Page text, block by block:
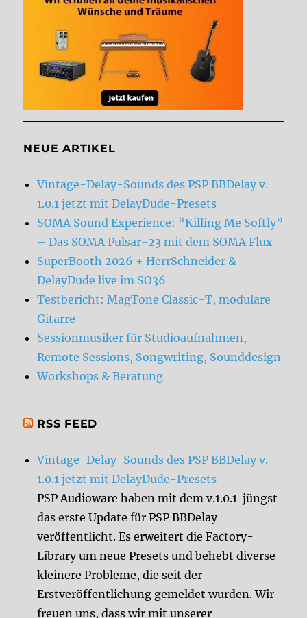
NEUE ARTIKEL
Vintage-Delay-Sounds des PSP BBDelay v.
1.0.1 jetzt mit DelayDude-Presets
SOMA Sound Experience: “Killing Me Softly”
– Das SOMA Pulsar-23 mit dem SOMA Flux
SuperBooth 2026 + HerrSchneider &
DelayDude live im SO36
Testbericht: MagTone Classic-T, modulare
Gitarre
Sessionmusiker für Studioaufnahmen,
Remote Sessions, Songwriting, Sounddesign
Workshops & Beratung
RSS FEED
Vintage-Delay-Sounds des PSP BBDelay v.
1.0.1 jetzt mit DelayDude-Presets
PSP Audioware haben mit dem v.1.0.1 jüngst
das erste Update für PSP BBDelay
veröffentlicht. Es erweitert die Factory-
Library um neue Presets und behebt diverse
kleinere Probleme, die seit der
Erstveröffentlichung gemeldet wurden. Wir
freuen uns, dass wir mit unserer